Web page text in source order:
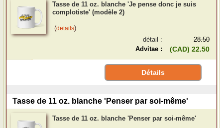
Tasse de 11 oz. blanche 'Je pense donc je suis
complotiste' (modèle 2)
(details)
détail :
28.50
Advitae :
(CAD) 22.50
Détails
Tasse de 11 oz. blanche 'Penser par soi-même'
Tasse de 11 oz. blanche 'Penser par soi-même'